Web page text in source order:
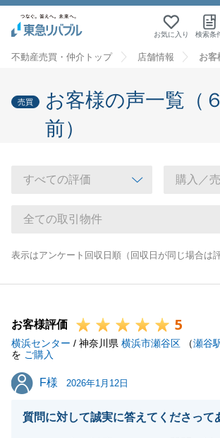
お気に入り 検索条
不動産売買・仲介トップ 店舗情報 お客
売買
お客様の声一覧（
前）
表示はアンケート回収日順（回収日が同じ場合は
お客様評価 5
横浜センター / 神奈川県 横浜市瀬谷区 （瀬谷
を ご購入
F様
F様 2026年1月12日
質問に対して誠実に答えてくださって